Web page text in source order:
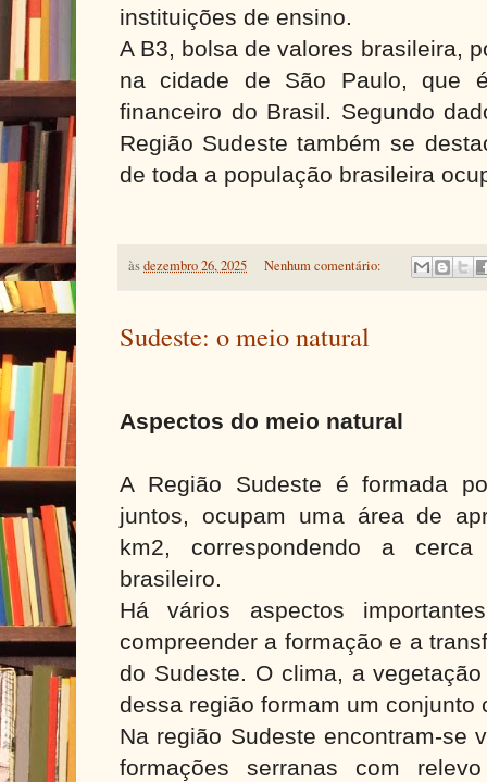
instituições de ensino.
A B3, bolsa de valores brasileira,
na cidade de São Paulo, que
financeiro do Brasil. Segundo
Região Sudeste também se
de toda a população brasileira
àsdezembro 26, 2025 Nenhum comentário:
Sudeste: o meio natural
Aspectos do meio natural
A Região Sudeste é formada
juntos, ocupam uma área de
km2, correspondendo a
brasileiro.
Há vários aspectos
compreender a formação e a
do Sudeste. O clima, a
dessa região formam um
Na região Sudeste encontram-se
formações serranas com